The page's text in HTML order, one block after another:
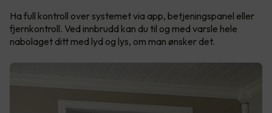
Ha full kontroll over systemet via app, betjeningspanel eller
fjernkontroll. Ved innbrudd kan du til og med varsle hele
nabolaget ditt med lyd og lys, om man ønsker det.